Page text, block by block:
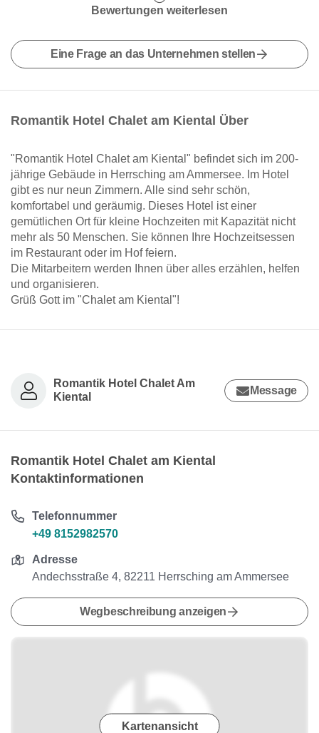
Bewertungen weiterlesen
Eine Frage an das Unternehmen stellen
Romantik Hotel Chalet am Kiental Über
"Romantik Hotel Chalet am Kiental" befindet sich im 200-
jährige Gebäude in Herrsching am Ammersee. Im Hotel
gibt es nur neun Zimmern. Alle sind sehr schön,
komfortabel und geräumig. Dieses Hotel ist einer
gemütlichen Ort für kleine Hochzeiten mit Kapazität nicht
mehr als 50 Menschen. Sie können Ihre Hochzeitsessen
im Restaurant oder im Hof feiern.
Die Mitarbeitern werden Ihnen über alles erzählen, helfen
und organisieren.
Grüß Gott im "Chalet am Kiental"!
Romantik Hotel Chalet Am
Kiental
Message
Romantik Hotel Chalet am Kiental
Kontaktinformationen
Telefonnummer
+49 8152982570
Adresse
Andechsstraße 4, 82211 Herrsching am Ammersee
Wegbeschreibung anzeigen
Kartenansicht